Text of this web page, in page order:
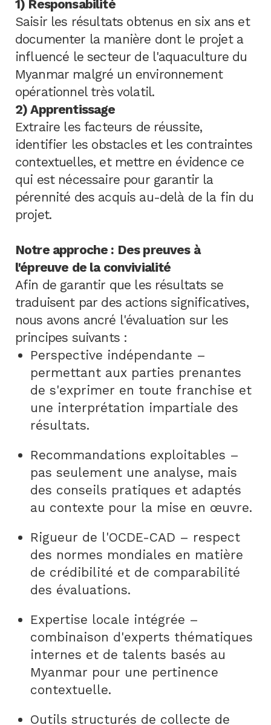
1) Responsabilité
Saisir les résultats obtenus en six ans et
documenter la manière dont le projet a
influencé le secteur de l'aquaculture du
Myanmar malgré un environnement
opérationnel très volatil.
2) Apprentissage
Extraire les facteurs de réussite,
identifier les obstacles et les contraintes
contextuelles, et mettre en évidence ce
qui est nécessaire pour garantir la
pérennité des acquis au-delà de la fin du
projet.
Notre approche : Des preuves à
l'épreuve de la convivialité
Afin de garantir que les résultats se
traduisent par des actions significatives,
nous avons ancré l'évaluation sur les
principes suivants :
Perspective indépendante –
permettant aux parties prenantes
de s'exprimer en toute franchise et
une interprétation impartiale des
résultats.
Recommandations exploitables –
pas seulement une analyse, mais
des conseils pratiques et adaptés
au contexte pour la mise en œuvre.
Rigueur de l'OCDE-CAD – respect
des normes mondiales en matière
de crédibilité et de comparabilité
des évaluations.
Expertise locale intégrée –
combinaison d'experts thématiques
internes et de talents basés au
Myanmar pour une pertinence
contextuelle.
Outils structurés de collecte de